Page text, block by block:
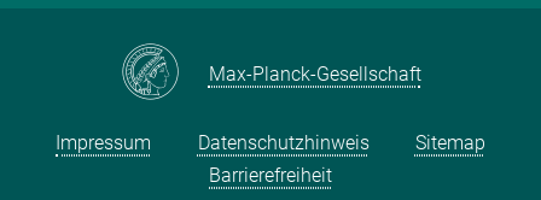
Max-Planck-Gesellschaft
Impressum Datenschutzhinweis
Sitemap
Barrierefreiheit